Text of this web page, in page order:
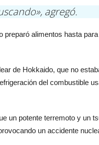
agregó.
preparó alimentos hasta
de Hokkaido, que no
del combustible
un potente terremoto y un
un accidente